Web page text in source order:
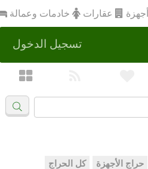
أجهزة عقارات خادمات وعمالة
تسجيل الدخول
حراج الأجهزة كل الحراج